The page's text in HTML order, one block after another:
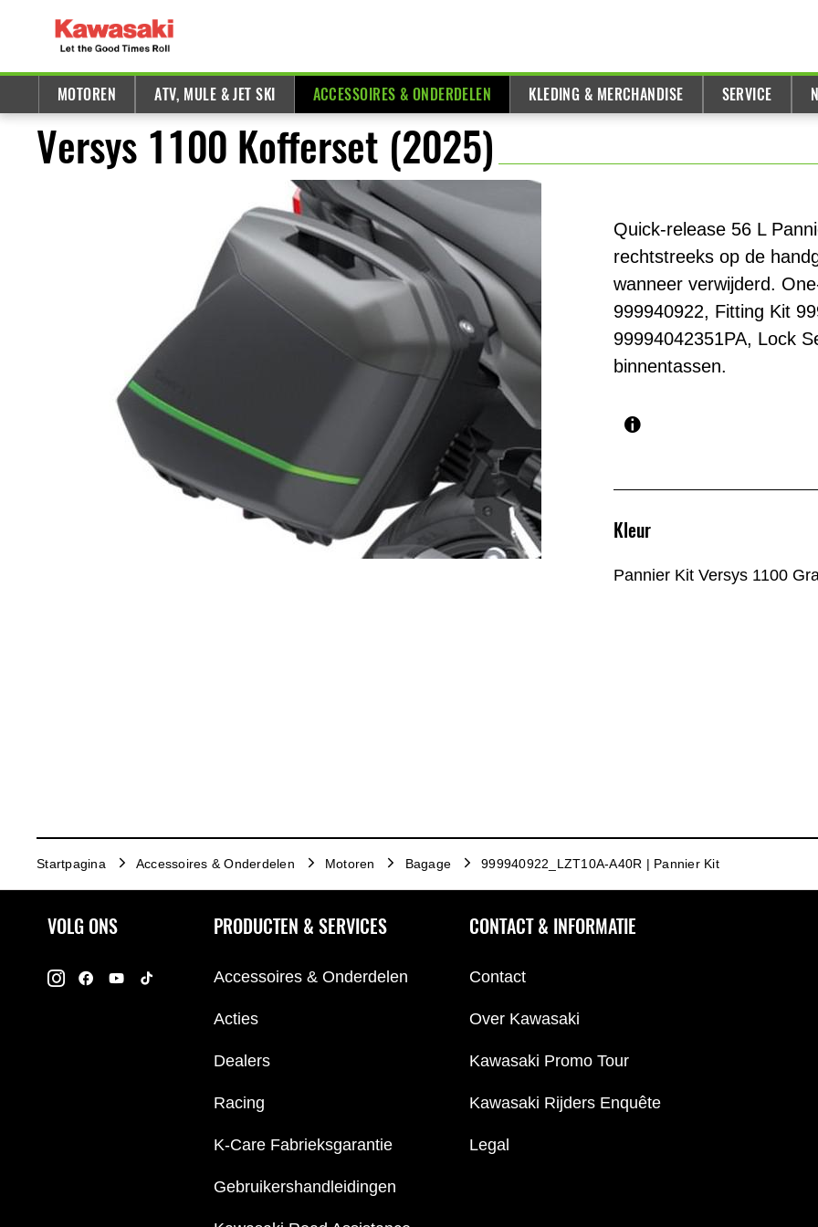
MOTOREN ATV, MULE & JET SKI ACCESSOIRES & ONDERDELEN KLEDING & MERCHANDISE SERVICE
Versys 1100 Kofferset (2025)
Quick-release 56 L
rechtstreeks op de
wanneer verwijderd.
999940922, Fitting Kit
99994042351PA, Lock
binnentassen.
Kleur
Pannier Kit Versys 1100
Startpagina Accessoires & Onderdelen Motoren Bagage 999940922_LZT10A-A40R | Pannier Kit
VOLG ONS PRODUCTEN & SERVICES
Accessoires & Onderdelen
Acties
Dealers
Racing
K-Care Fabrieksgarantie
Gebruikershandleidingen
CONTACT & INFORMATIE
Contact
Over Kawasaki
Kawasaki Promo Tour
Kawasaki Rijders Enquête
Legal